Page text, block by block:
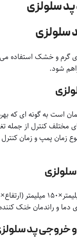
سلولزی
گرم و خشک استفاده
شود.
به گونه ای که بهره
مختلف کنترل از جمله
کنترل (۳، ۴ و ۵ دقیقه) که به
دما و راندمان خنک
خروجی پد